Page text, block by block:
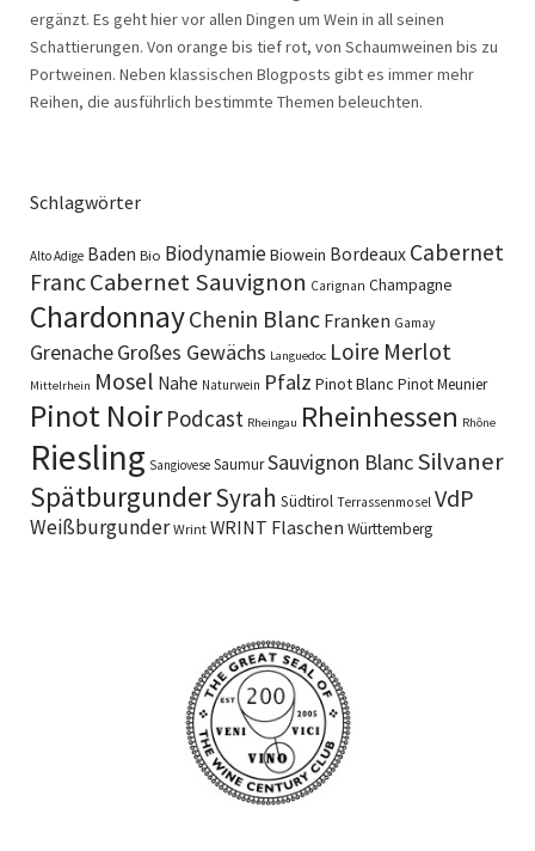
ergänzt. Es geht hier vor allen Dingen um Wein in all seinen
Schattierungen. Von orange bis tief rot, von Schaumweinen bis zu
Portweinen. Neben klassischen Blogposts gibt es immer mehr
Reihen, die ausführlich bestimmte Themen beleuchten.
Schlagwörter
Alto Adige Baden Bio BiodynamieBiowein Bordeaux Cabernet
FrancCabernet Sauvignon Carignan Champagne
ChardonnayChenin Blanc Franken Gamay
GrenacheGroßes Gewächs Languedoc Loire Merlot
Mittelrhein Mosel Nahe Naturwein Pfalz Pinot Blanc Pinot Meunier
Pinot Noir Podcast Rheingau Rheinhessen Rhône
Riesling Sangiovese SaumurSauvignon BlancSilvaner
SpätburgunderSyrah Südtirol Terrassenmosel VdP
Weißburgunder Wrint WRINT Flaschen Württemberg